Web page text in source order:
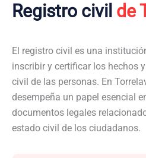
Registro civil de
El registro civil es una
inscribir y certificar los hechos
civil de las personas. En
desempeña un papel esencial
documentos legales
estado civil de los ciudadanos.